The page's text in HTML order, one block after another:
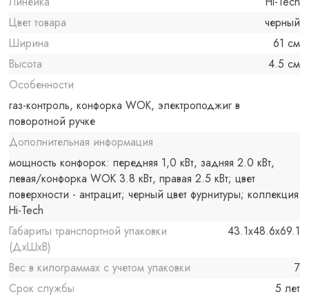
Цвет товара
черный
Ширина
61 см
Высота
4.5 см
Особенности
газ-контроль, конфорка WOK, электроподжиг в
поворотной ручке
Дополнительная информация
мощность конфорок: передняя 1,0 кВт, задняя 2.0 кВт,
левая/конфорка WOK 3.8 кВт, правая 2.5 кВт; цвет
поверхности - антрацит; черный цвет фурнитуры; коллекция
Hi-Tech
Габариты транспортной упаковки
(ДхШхВ)
43.1x48.6x69.1
Вес в килограммах с учетом упаковки
7
Срок службы
5 лет